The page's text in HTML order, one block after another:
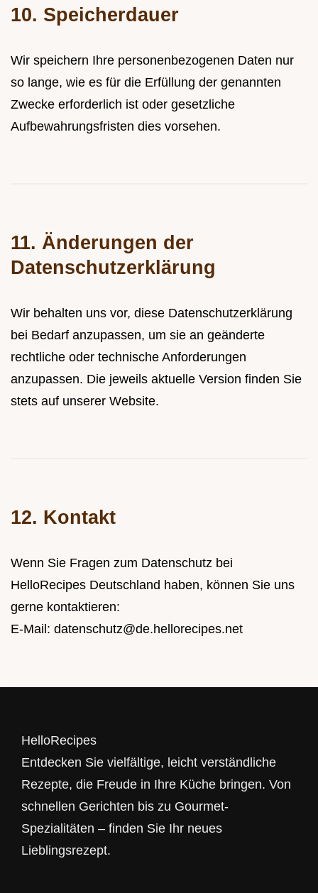
10. Speicherdauer
Wir speichern Ihre personenbezogenen Daten nur
so lange, wie es für die Erfüllung der genannten
Zwecke erforderlich ist oder gesetzliche
Aufbewahrungsfristen dies vorsehen.
11. Änderungen der
Datenschutzerklärung
Wir behalten uns vor, diese Datenschutzerklärung
bei Bedarf anzupassen, um sie an geänderte
rechtliche oder technische Anforderungen
anzupassen. Die jeweils aktuelle Version finden Sie
stets auf unserer Website.
12. Kontakt
Wenn Sie Fragen zum Datenschutz bei
HelloRecipes Deutschland haben, können Sie uns
gerne kontaktieren:
E-Mail: datenschutz@de.hellorecipes.net
HelloRecipes
Entdecken Sie vielfältige, leicht verständliche
Rezepte, die Freude in Ihre Küche bringen. Von
schnellen Gerichten bis zu Gourmet-
Spezialitäten – finden Sie Ihr neues
Lieblingsrezept.